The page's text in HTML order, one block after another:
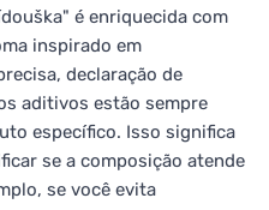
é enriquecida com
inspirado em
declaração de
aditivos estão sempre
específico. Isso significa
se a composição atende
se você evita